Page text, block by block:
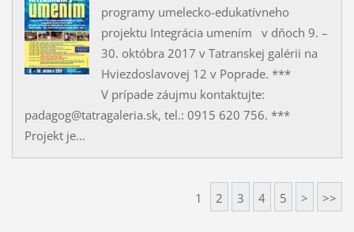
programy umelecko-edukatívneho
projektu Integrácia umením v dňoch 9. –
30. októbra 2017 v Tatranskej galérii na
Hviezdoslavovej 12 v Poprade. ***
V prípade záujmu kontaktujte:
padagog@tatragaleria.sk, tel.: 0915 620 756. ***
Projekt je...
1 2 3 4 5 > >>